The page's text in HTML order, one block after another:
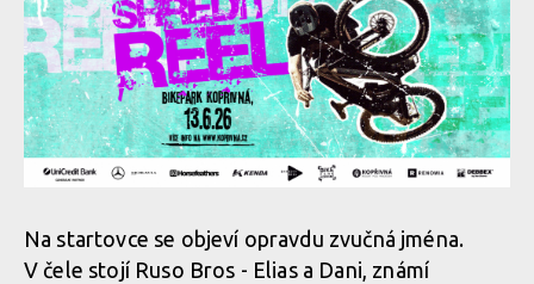
Na startovce se objeví opravdu zvučná jména.
V čele stojí Ruso Bros - Elias a Dani, známí